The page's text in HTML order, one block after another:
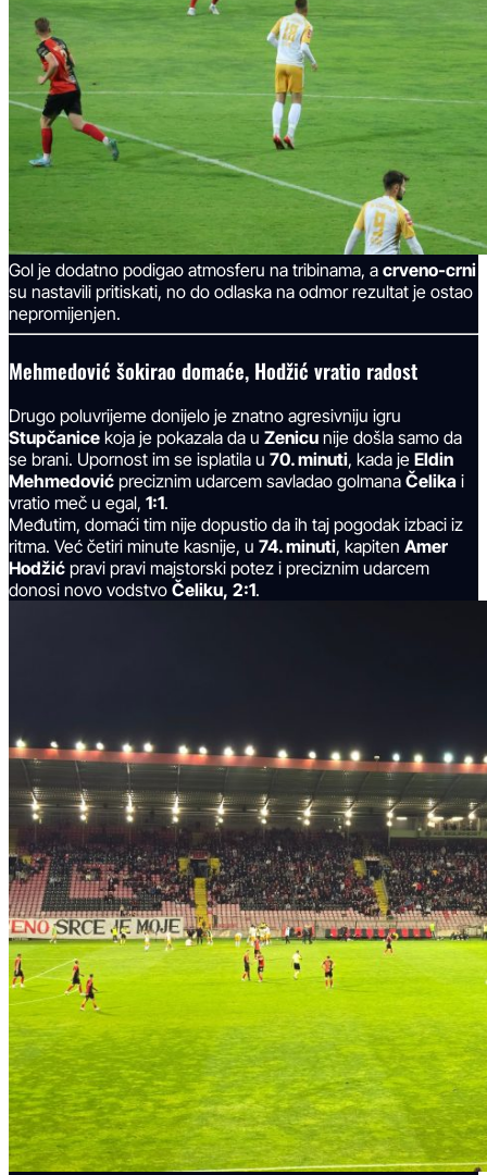
Gol je dodatno podigao atmosferu na tribinama, a crveno-crni
su nastavili pritiskati, no do odlaska na odmor rezultat je ostao
nepromijenjen.
Mehmedović šokirao domaće, Hodžić vratio radost
Drugo poluvrijeme donijelo je znatno agresivniju igru
Stupčanice koja je pokazala da u Zenicu nije došla samo da
se brani. Upornost im se isplatila u 70. minuti, kada je Eldin
Mehmedović preciznim udarcem savladao golmana Čelika i
vratio meč u egal, 1:1.
Međutim, domaći tim nije dopustio da ih taj pogodak izbaci iz
ritma. Već četiri minute kasnije, u 74. minuti, kapiten Amer
Hodžić pravi pravi majstorski potez i preciznim udarcem
donosi novo vodstvo Čeliku, 2:1.